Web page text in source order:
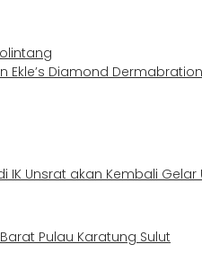
Ekle’s Diamond
IK Unsrat akan Kembali
Pulau Karatung Sulut